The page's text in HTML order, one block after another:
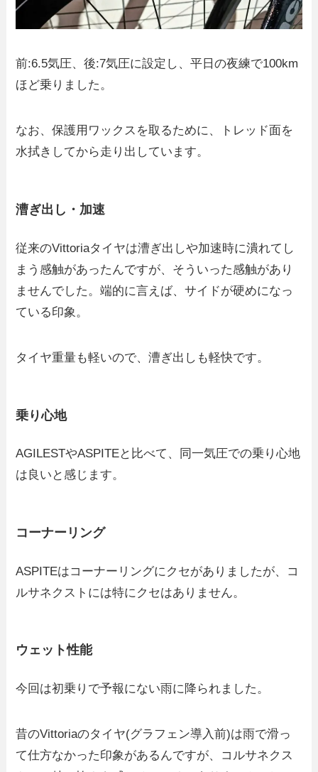
前:6.5気圧、後:7気圧に設定し、平日の夜練で100km
ほど乗りました。
なお、保護用ワックスを取るために、トレッド面を
水拭きしてから走り出しています。
漕ぎ出し・加速
従来のVittoriaタイヤは漕ぎ出しや加速時に潰れてし
まう感触があったんですが、そういった感触があり
ませんでした。端的に言えば、サイドが硬めになっ
ている印象。
タイヤ重量も軽いので、漕ぎ出しも軽快です。
乗り心地
AGILESTやASPITEと比べて、同一気圧での乗り心地
は良いと感じます。
コーナーリング
ASPITEはコーナーリングにクセがありましたが、コ
ルサネクストには特にクセはありません。
ウェット性能
今回は初乗りで予報にない雨に降られました。
昔のVittoriaのタイヤ(グラフェン導入前)は雨で滑っ
て仕方なかった印象があるんですが、コルサネクス